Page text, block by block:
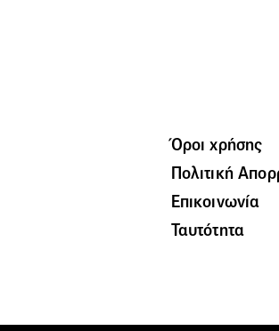
Όροι χρήσης
Πολιτική
Επικοινωνία
Ταυτότητα